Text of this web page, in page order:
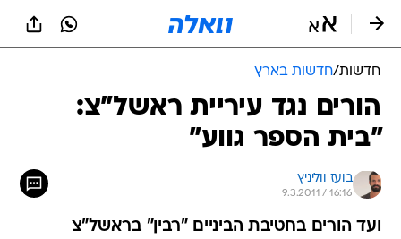
חדשות/חדשות בארץ
הורים נגד עיריית ראשל"צ:
"בית הספר גווע"
בועז ווליניץ
9.3.2011 / 16:16
ועד הורים בחטיבת הביניים "רבין" בראשל"צ